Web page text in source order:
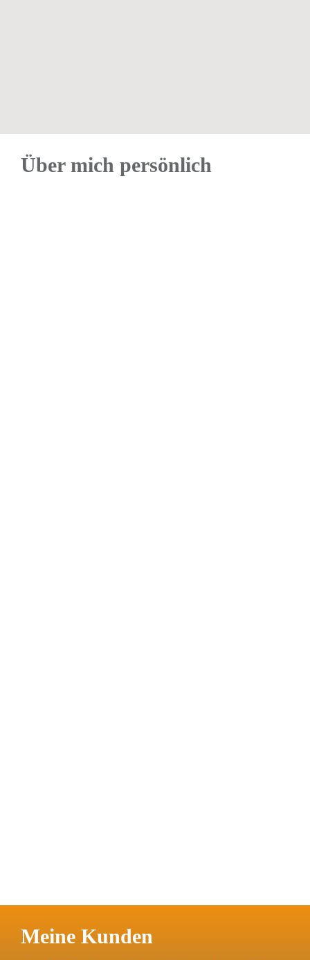
Über mich persönlich
Meine Kunden